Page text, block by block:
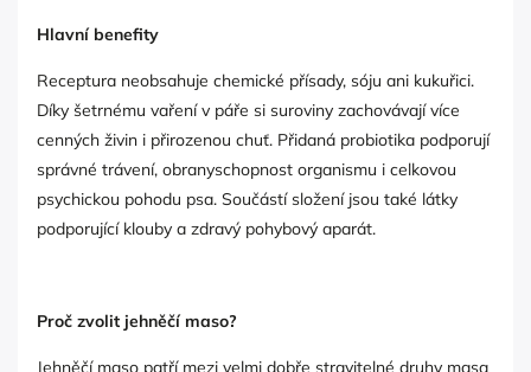
Hlavní benefity
Receptura neobsahuje chemické přísady, sóju ani kukuřici.
Díky šetrnému vaření v páře si suroviny zachovávají více
cenných živin i přirozenou chuť. Přidaná probiotika podporují
správné trávení, obranyschopnost organismu i celkovou
psychickou pohodu psa. Součástí složení jsou také látky
podporující klouby a zdravý pohybový aparát.
Proč zvolit jehněčí maso?